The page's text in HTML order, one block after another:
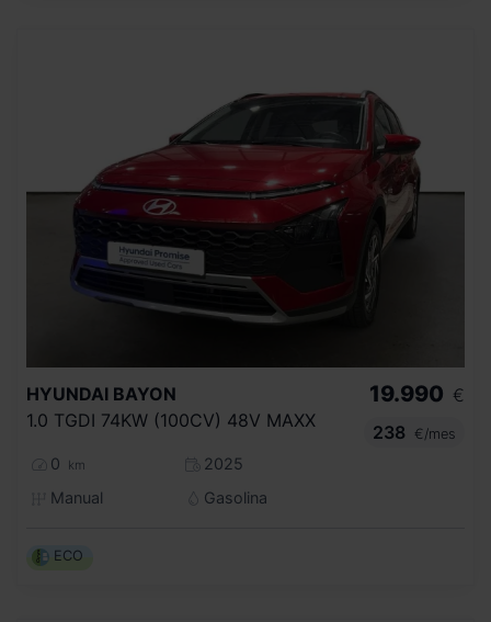
HYUNDAI BAYON
1.0 TGDI 74KW (100CV) 48V MAXX
0 km
2025
Manual
Gasolina
19.990 €
238
€/mes
ECO